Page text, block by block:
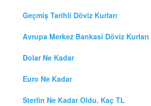
Geçmiş Tarihli Döviz Kurları
Avrupa Merkez Bankasi Döviz Kurları
Dolar Ne Kadar
Euro Ne Kadar
Sterlin Ne Kadar Oldu, Kaç TL